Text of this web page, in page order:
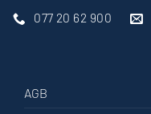
077 20 62 900
AGB